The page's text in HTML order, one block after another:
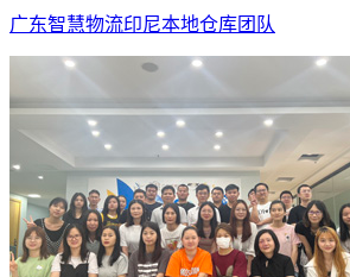
广东智慧物流印尼本地仓库团队